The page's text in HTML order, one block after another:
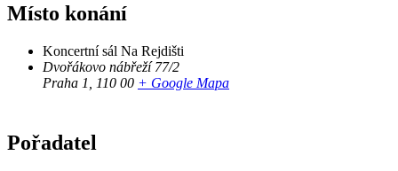
Místo konání
Koncertní sál Na Rejdišti
Dvořákovo nábřeží 77/2
Praha 1
110 00 + Google Mapa
Pořadatel